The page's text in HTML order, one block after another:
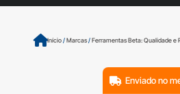
Início/Marcas/Ferramentas Beta: Qualidade e
Enviado no